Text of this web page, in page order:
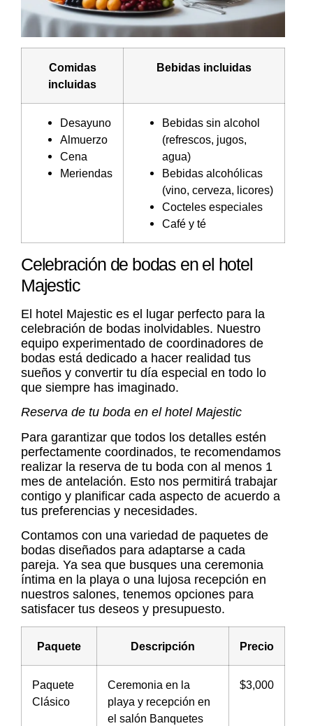
Comidas
incluidas
Bebidas incluidas
Desayuno
Almuerzo
Cena
Meriendas
Bebidas sin alcohol
(refrescos, jugos,
agua)
Bebidas alcohólicas
(vino, cerveza, licores)
Cocteles especiales
Café y té
Celebración de bodas en el hotel
Majestic
El hotel Majestic es el lugar perfecto para la
celebración de bodas inolvidables. Nuestro
equipo experimentado de coordinadores de
bodas está dedicado a hacer realidad tus
sueños y convertir tu día especial en todo lo
que siempre has imaginado.
Reserva de tu boda en el hotel Majestic
Para garantizar que todos los detalles estén
perfectamente coordinados, te recomendamos
realizar la reserva de tu boda con al menos 1
mes de antelación. Esto nos permitirá trabajar
contigo y planificar cada aspecto de acuerdo a
tus preferencias y necesidades.
Contamos con una variedad de paquetes de
bodas diseñados para adaptarse a cada
pareja. Ya sea que busques una ceremonia
íntima en la playa o una lujosa recepción en
nuestros salones, tenemos opciones para
satisfacer tus deseos y presupuesto.
Paquete Descripción Precio
Paquete
Clásico
Ceremonia en la
playa y recepción en
el salón Banquetes
$3,000